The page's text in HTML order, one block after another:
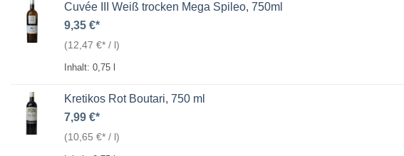
Cuvée III Weiß trocken Mega Spileo, 750ml
9,35 €
(12,47 € / l)
Inhalt: 0,75
Kretikos Rot Boutari, 750 ml
7,99 €
(10,65 € / l)